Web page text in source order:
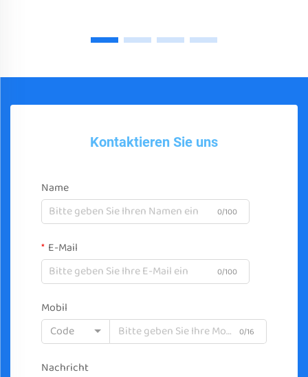
Kontaktieren Sie uns
Name
0/100
E-Mail
0/100
Mobil
Code
0/16
Nachricht